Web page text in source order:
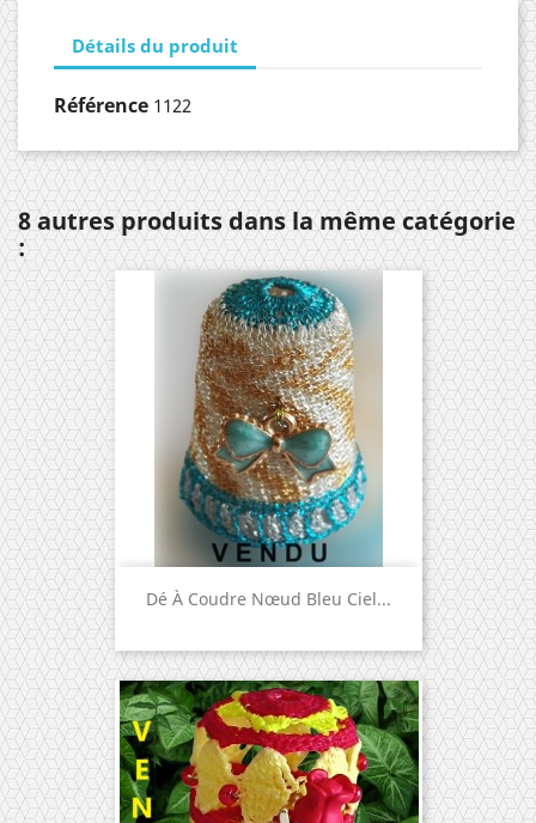
Détails du produit
Référence 1122
8 autres produits dans la même catégorie
:
Dé À Coudre Nœud Bleu Ciel...